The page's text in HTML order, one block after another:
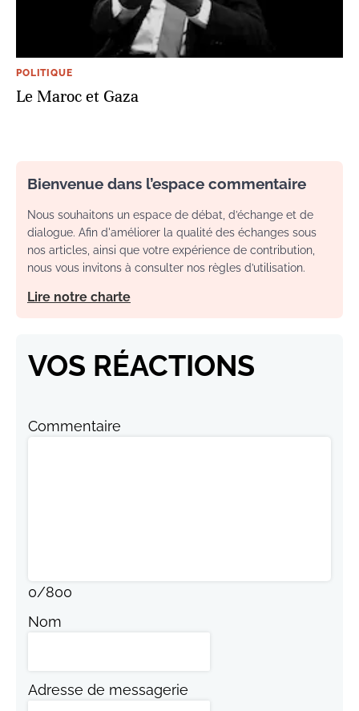
POLITIQUE
Le Maroc et Gaza
Bienvenue dans l’espace commentaire
Nous souhaitons un espace de débat, d’échange et de
dialogue. Afin d'améliorer la qualité des échanges sous
nos articles, ainsi que votre expérience de contribution,
nous vous invitons à consulter nos règles d’utilisation.
Lire notre charte
VOS RÉACTIONS
Commentaire
0/800
Nom
Adresse de messagerie